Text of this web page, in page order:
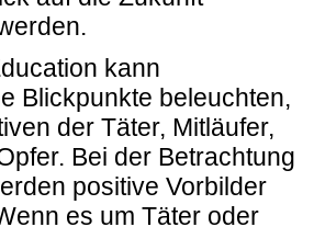
kann
Blickpunkte beleuchten,
der Täter, Mitläufer,
Bei der Betrachtung
positive Vorbilder
es um Täter oder